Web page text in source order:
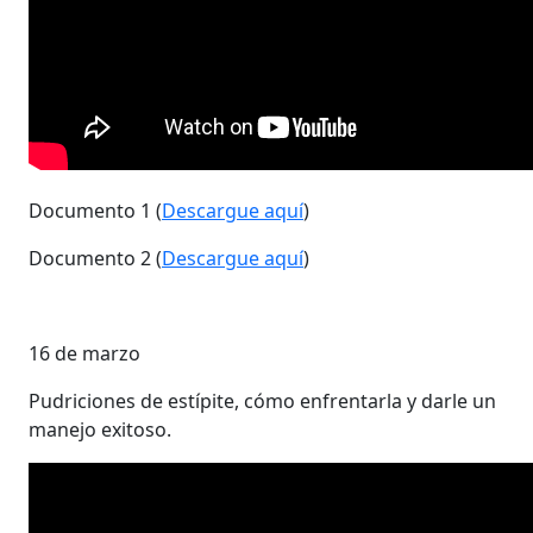
Documento 1 (Descargue aquí)
Documento 2 (Descargue aquí)
16 de marzo
Pudriciones de estípite, cómo enfrentarla y darle un
manejo exitoso.